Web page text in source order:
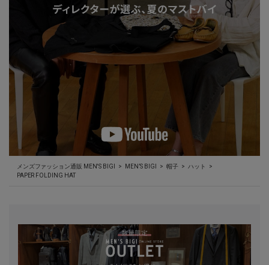
メンズファッション通販 MEN'S BIGI MEN’S BIGI 帽子
ハット
PAPER FOLDING HAT